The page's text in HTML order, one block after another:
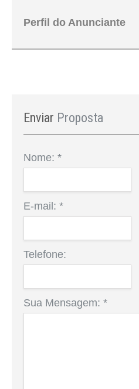
Perfil do Anunciante
Enviar Proposta
Nome: *
E-mail: *
Telefone:
Sua Mensagem: *